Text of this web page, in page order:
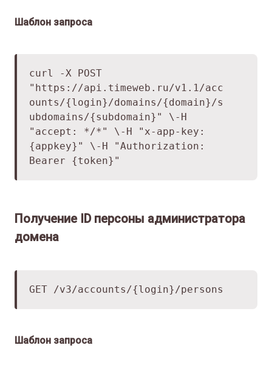
Шаблон запроса
curl -X POST
" https://api.timeweb.ru/v1.1/acc
ounts/{login}/domains/{domain}/s
ubdomains/{subdomain}" \ -H
"accept: */*" \ -H "x-app-key:
{appkey}" \ -H "Authorization:
Bearer {token}"
Получение ID персоны администратора
домена
GET /v3/accounts/{login}/persons
Шаблон запроса